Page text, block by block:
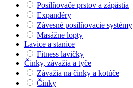
Posilňovače prstov a zápästia
Expandéry
Závesné posilňovacie systémy
Masážne lopty
Lavice a stanice
Fitness lavičky
Činky, závažia a tyče
Závažia na činky a kotúče
Činky